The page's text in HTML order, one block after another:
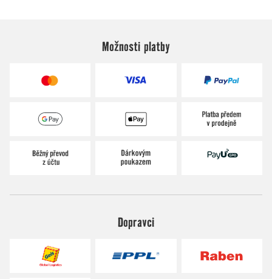
Možnosti platby
Dopravci